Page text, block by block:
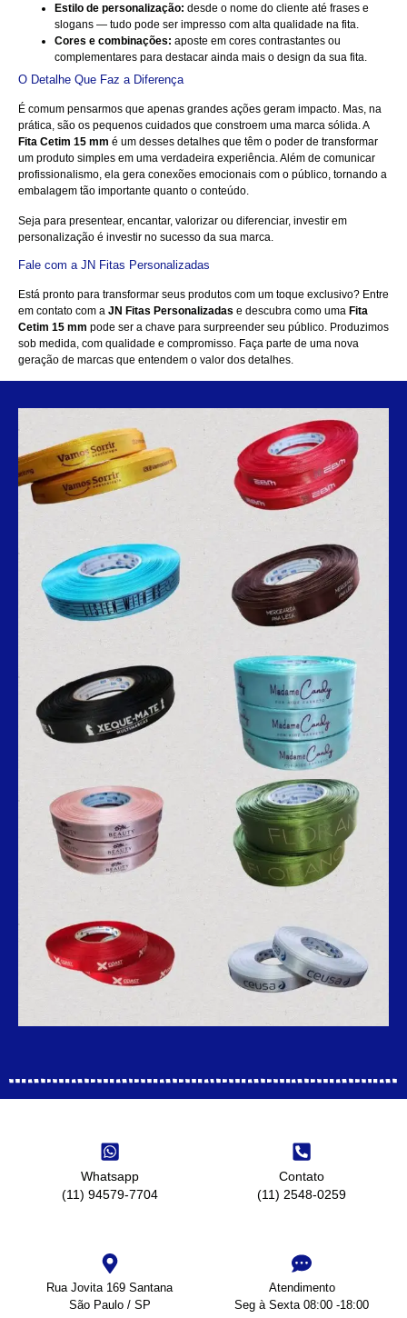
Estilo de personalização: desde o nome do cliente até frases e
slogans — tudo pode ser impresso com alta qualidade na fita.
Cores e combinações: aposte em cores contrastantes ou
complementares para destacar ainda mais o design da sua fita.
O Detalhe Que Faz a Diferença
É comum pensarmos que apenas grandes ações geram impacto. Mas, na
prática, são os pequenos cuidados que constroem uma marca sólida. A
Fita Cetim 15 mm é um desses detalhes que têm o poder de transformar
um produto simples em uma verdadeira experiência. Além de comunicar
profissionalismo, ela gera conexões emocionais com o público, tornando a
embalagem tão importante quanto o conteúdo.
Seja para presentear, encantar, valorizar ou diferenciar, investir em
personalização é investir no sucesso da sua marca.
Fale com a JN Fitas Personalizadas
Está pronto para transformar seus produtos com um toque exclusivo? Entre
em contato com a JN Fitas Personalizadas e descubra como uma Fita
Cetim 15 mm pode ser a chave para surpreender seu público. Produzimos
sob medida, com qualidade e compromisso. Faça parte de uma nova
geração de marcas que entendem o valor dos detalhes.
Whatsapp
(11) 94579-7704
Contato
(11) 2548-0259
Rua Jovita 169 Santana
São Paulo / SP
Atendimento
Seg à Sexta 08:00 -18:00